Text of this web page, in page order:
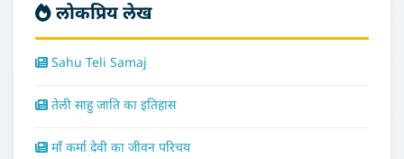
लोकप्रिय लेख
Sahu Teli Samaj
तेली साहु जाति का इतिहास
माँ कर्मा देवी का जीवन परिचय